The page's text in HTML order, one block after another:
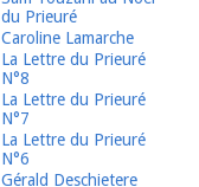
du Prieuré
Caroline Lamarche
La Lettre du Prieuré
N°8
La Lettre du Prieuré
N°7
La Lettre du Prieuré
N°6
Gérald Deschietere